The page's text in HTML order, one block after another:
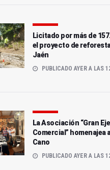
Licitado por más de
el proyecto de
Jaén
PUBLICADO AYER A LAS
La Asociación “Gran
Comercial” homenajea
Cano
PUBLICADO AYER A LAS